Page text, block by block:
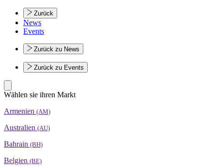
Zurück
News
Events
Zurück zu News
Zurück zu Events
Wählen sie ihren Markt
Armenien (AM)
Australien (AU)
Bahrain (BH)
Belgien (BE)